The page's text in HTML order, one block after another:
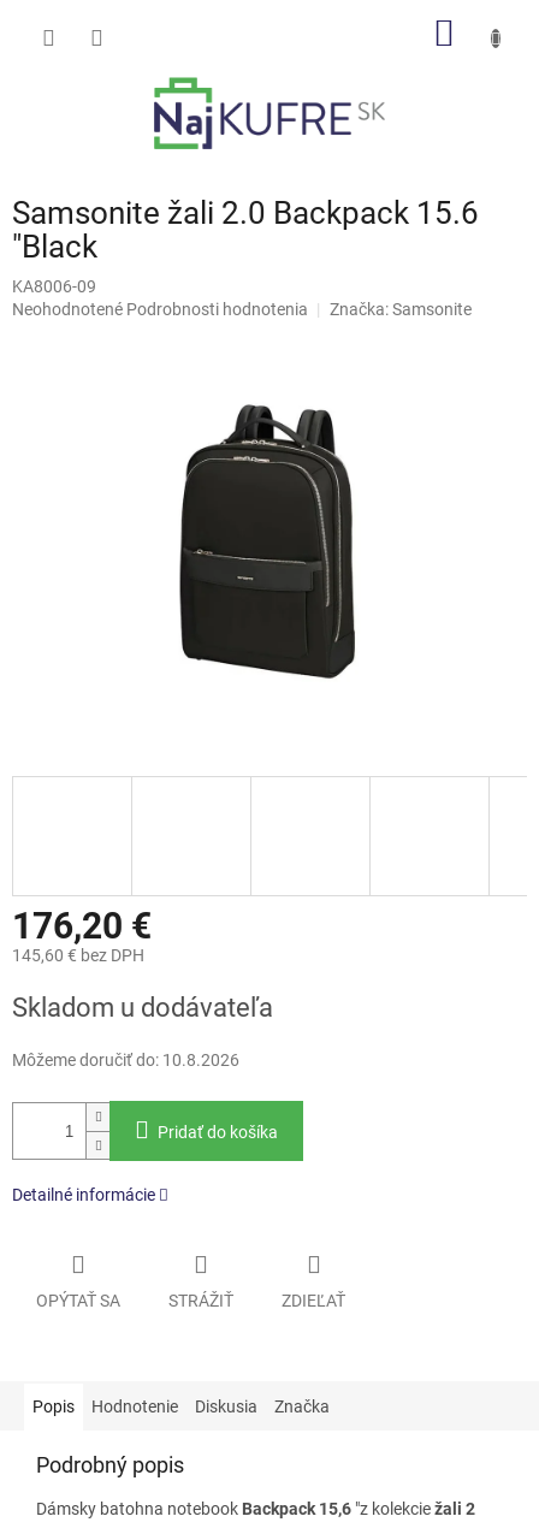
Samsonite žali 2.0 Backpack 15.6
"Black
KA8006-09
Priemerné
Neohodnotené Podrobnosti hodnotenia Značka:Samsonite
176,20 €
145,60 € bez DPH
cena:
Skladom u dodávateľa
Môžeme doručiť do: 10.8.2026
Pridať do košíka
Detailné informácie
OPÝTAŤ SA STRÁŽIŤ ZDIEĽAŤ
Popis Hodnotenie Diskusia Značka
Podrobný popis
Dámsky batohna notebook Backpack 15,6 "z kolekciežali 2